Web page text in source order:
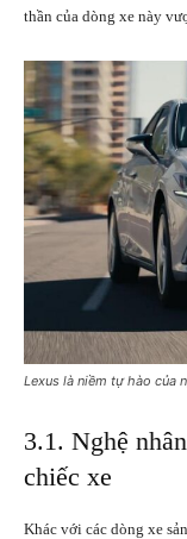
thần của dòng xe này
Lexus là niềm tự hào của
3.1. Nghệ
chiếc xe
Khác với các dòng xe